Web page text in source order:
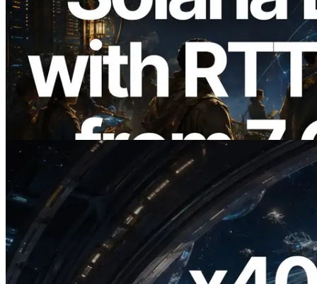
2026.08.05
ERPC erweitert Solana Leader Slot API
um Ping-Messung aus 7 globalen
Regionen — Validators Information API
ebenfalls gestartet
Lesen Sie diesen Artikel